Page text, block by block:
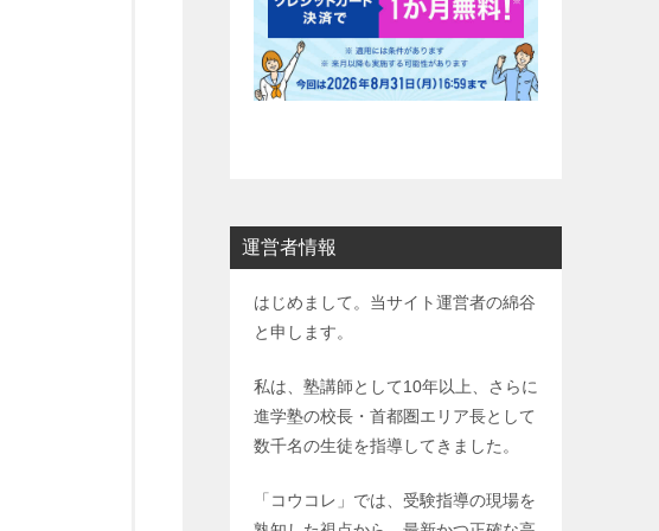
運営者情報
はじめまして。当サイト運営者の綿谷
と申します。
私は、塾講師として10年以上、さらに
進学塾の校長・首都圏エリア長として
数千名の生徒を指導してきました。
「コウコレ」では、受験指導の現場を